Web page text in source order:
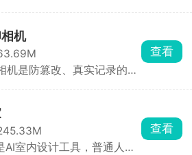
短剧视频，都能通过AI辅助
作门槛、提升创作效率，让
轻松打造专业级故事作品，
主角。
机
机是防篡改、真实记录的水
的时间、地点、天气等水
片作假。适合现场打卡、工
检留痕。
查看
AI室内设计工具，普通人不
查看